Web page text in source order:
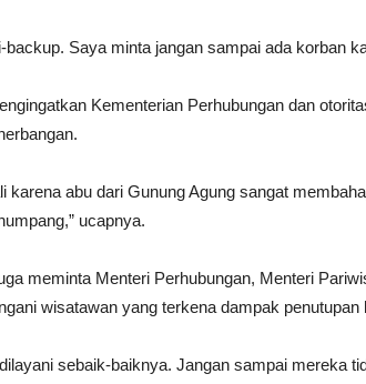
backup. Saya minta jangan sampai ada korban
Kementerian Perhubungan dan
karena abu dari Gunung Agung sangat
ucapnya.
meminta Menteri Perhubungan, Menteri
wisatawan yang terkena dampak penutupan
sebaik-baiknya. Jangan sampai mereka